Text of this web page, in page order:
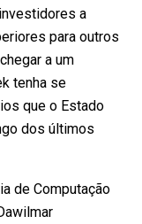
a
para outros
a um
tenha se
que o Estado
dos últimos
de Computação